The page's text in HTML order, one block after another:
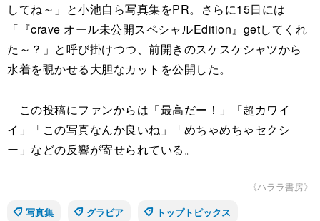
してね～」と小池自ら写真集をPR。さらに15日には
「『crave オール未公開スペシャルEdition』getしてくれ
た～？」と呼び掛けつつ、前開きのスケスケシャツから
水着を覗かせる大胆なカットを公開した。
この投稿にファンからは「最高だー！」「超カワイ
イ」「この写真なんか良いね」「めちゃめちゃセクシ
ー」などの反響が寄せられている。
《ハララ書房》
写真集
グラビア トップトピックス